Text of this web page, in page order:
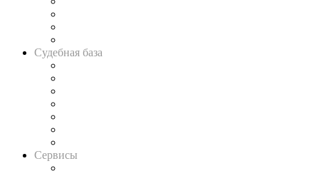
Судебная база
Сервисы